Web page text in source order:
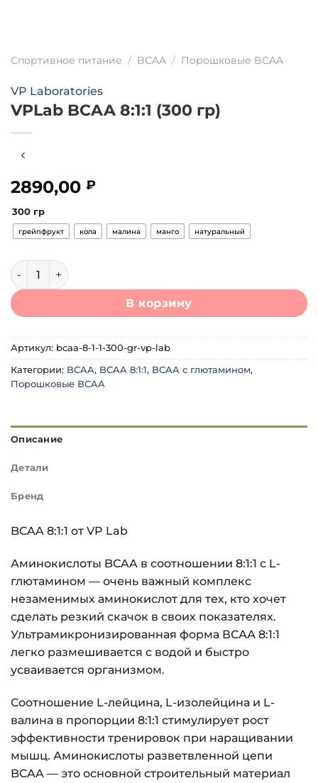
Спортивное питание / BCAA / Порошковые BCAA
VP Laboratories
VPLab BCAA 8:1:1 (300 гр)
2890,00 ₽
300 гр
грейпфрукт кола малина манго натуральный
Количество товара VPLab BCAA 8:1:1 (300 гр)
В корзину
Артикул: bcaa-8-1-1-300-gr-vp-lab
Категории: BCAA, BCAA 8:1:1, BCAA с глютамином,
Порошковые BCAA
Описание
Детали
Бренд
BCAA 8:1:1 от VP Lab
Аминокислоты BCAA в соотношении 8:1:1 с L-
глютамином — очень важный комплекс
незаменимых аминокислот для тех, кто хочет
сделать резкий скачок в своих показателях.
Ультрамикронизированная форма ВСАА 8:1:1
легко размешивается с водой и быстро
усваивается организмом.
Соотношение L-лейцина, L-изолейцина и L-
валина в пропорции 8:1:1 стимулирует рост
эффективности тренировок при наращивании
мышц. Аминокислоты разветвленной цепи
BCAA — это основной строительный материал